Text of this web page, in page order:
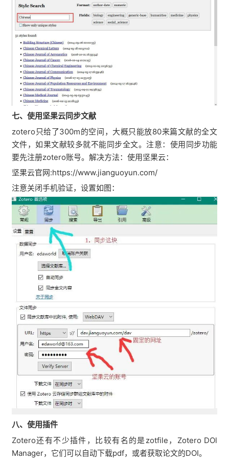
七、使用坚果云同步文献
zotero只给了300m的空间，大概只能放80来篇文献的全文
文件，如果文献较多就不能同步全文。注意：使用同步功能
要先注册zotero账号。解决方法：使用坚果云：
坚果云官网:https://www.jianguoyun.com/
注意关闭手机验证，设置如图：
八、使用插件
Zotero还有不少插件，比较有名的是zotfile，Zotero DOl
Manager，它们可以自动下载pdf，或者获取论文的DOI。